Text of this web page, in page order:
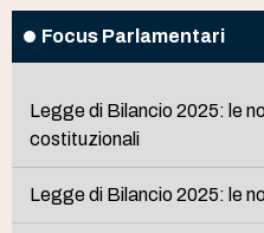
Focus Parlamentari
Legge di Bilancio 2025: le
costituzionali
Legge di Bilancio 2025: le